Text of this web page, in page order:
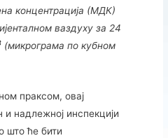
концентрација (МДК)
ваздуху за 24
(микрограма по кубном
праксом, овај
и надлежној инспекцији
што ће бити